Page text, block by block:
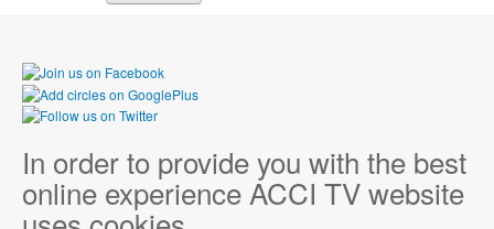
In order to provide you with the best
online experience ACCI TV website